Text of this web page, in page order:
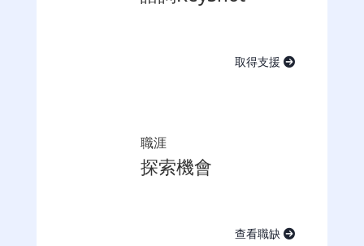
取得支援
職涯
探索機會
查看職缺